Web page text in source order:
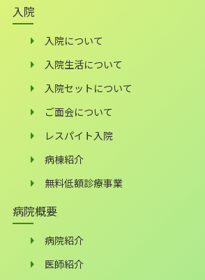
入院
入院について
入院生活について
入院セットについて
ご面会について
レスパイト入院
病棟紹介
無料低額診療事業
病院概要
病院紹介
医師紹介